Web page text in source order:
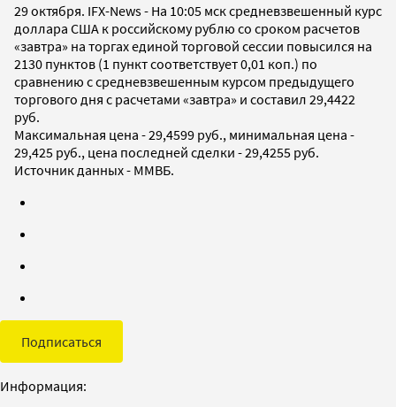
29 октября. IFX-News - На 10:05 мск средневзвешенный курс
доллара США к российскому рублю со сроком расчетов
«завтра» на торгах единой торговой сессии повысился на
2130 пунктов (1 пункт соответствует 0,01 коп.) по
сравнению с средневзвешенным курсом предыдущего
торгового дня с расчетами «завтра» и составил 29,4422
руб.
Максимальная цена - 29,4599 руб., минимальная цена -
29,425 руб., цена последней сделки - 29,4255 руб.
Источник данных - ММВБ.
Подписаться
Информация: